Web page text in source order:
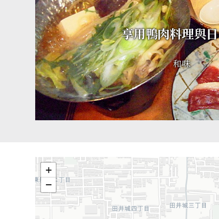
享用鴨肉料理與
和味
+
−